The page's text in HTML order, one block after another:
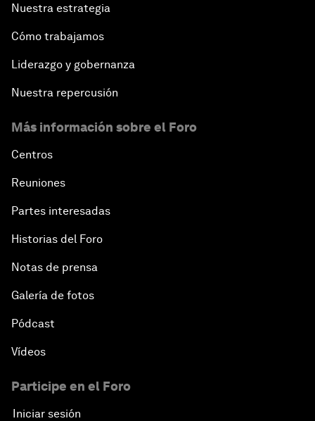
Nuestra estrategia
Cómo trabajamos
Liderazgo y gobernanza
Nuestra repercusión
Más información sobre el Foro
Centros
Reuniones
Partes interesadas
Historias del Foro
Notas de prensa
Galería de fotos
Pódcast
Vídeos
Participe en el Foro
Iniciar sesión